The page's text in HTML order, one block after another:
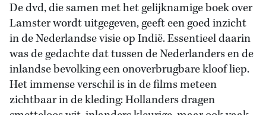
De dvd, die samen met het gelijknamige boek over
Lamster wordt uitgegeven, geeft een goed inzicht
in de Nederlandse visie op Indië. Essentieel daarin
was de gedachte dat tussen de Nederlanders en de
inlandse bevolking een onoverbrugbare kloof liep.
Het immense verschil is in de films meteen
zichtbaar in de kleding: Hollanders dragen